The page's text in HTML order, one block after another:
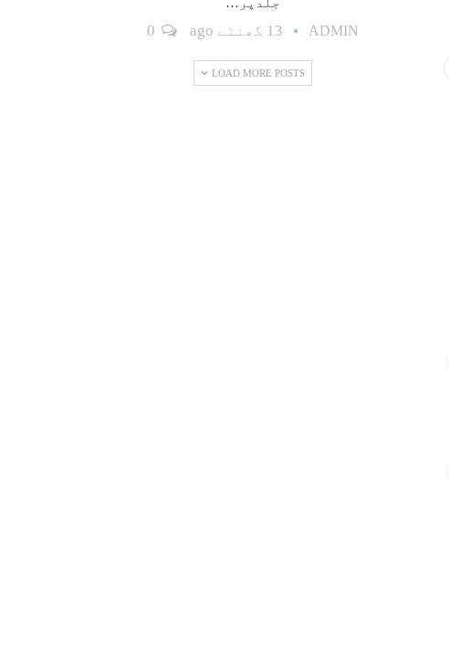
ADMIN 13 گھنٹے ago
LOAD MORE POSTS